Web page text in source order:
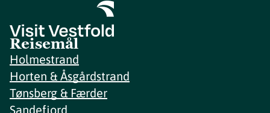
Reisemål
Holmestrand
Horten & Åsgårdstrand
Tønsberg & Færder
Sandefjord